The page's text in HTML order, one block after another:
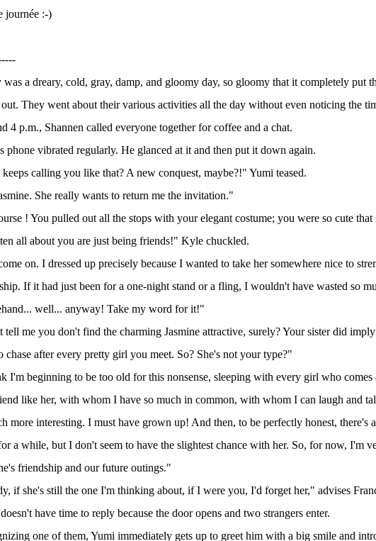
journée :-)
was a dreary, cold, gray, damp, and gloomy day, so gloomy that it completely put
They went about their various activities all the day without even noticing the
4 p.m., Shannen called everyone together for coffee and a chat.
phone vibrated regularly. He glanced at it and then put it down again.
calling you like that? A new conquest, maybe?!" Yumi teased.
She really wants to return me the invitation."
! You pulled out all the stops with your elegant costume; you were so cute that
all about you are just being friends!" Kyle chuckled.
on. I dressed up precisely because I wanted to take her somewhere nice to
If it had just been for a one-night stand or a fling, I wouldn't have wasted so
well... anyway! Take my word for it!"
tell me you don't find the charming Jasmine attractive, surely? Your sister did
chase after every pretty girl you meet. So? She's not your type?"
I'm beginning to be too old for this nonsense, sleeping with every girl who comes
like her, with whom I have so much in common, with whom I can laugh and
more interesting. I must have grown up! And then, to be perfectly honest, there's
a while, but I don't seem to have the slightest chance with her. So, for now, I'm
friendship and our future outings."
if she's still the one I'm thinking about, if I were you, I'd forget her," advises
have time to reply because the door opens and two strangers enter.
one of them, Yumi immediately gets up to greet him with a big smile and